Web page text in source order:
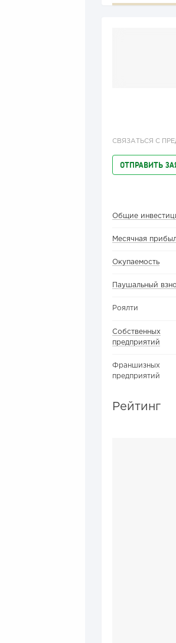
СВЯЗАТЬСЯ С
ОТПРАВИТЬ
Общие
Месячная
Окупаемость
Паушальный
Роялти
Собственных
предприятий
Франшизных
предприятий
Рейтинг